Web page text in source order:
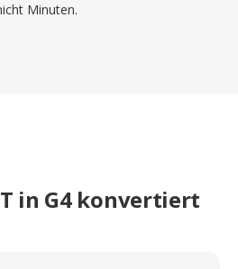
Minuten.
in G4 konvertiert